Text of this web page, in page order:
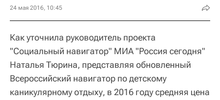
24 мая 2016, 10:45
Как уточнила руководитель проекта
"Социальный навигатор" МИА "Россия сегодня"
Наталья Тюрина, представляя обновленный
Всероссийский навигатор по детскому
каникулярному отдыху, в 2016 году средняя цена